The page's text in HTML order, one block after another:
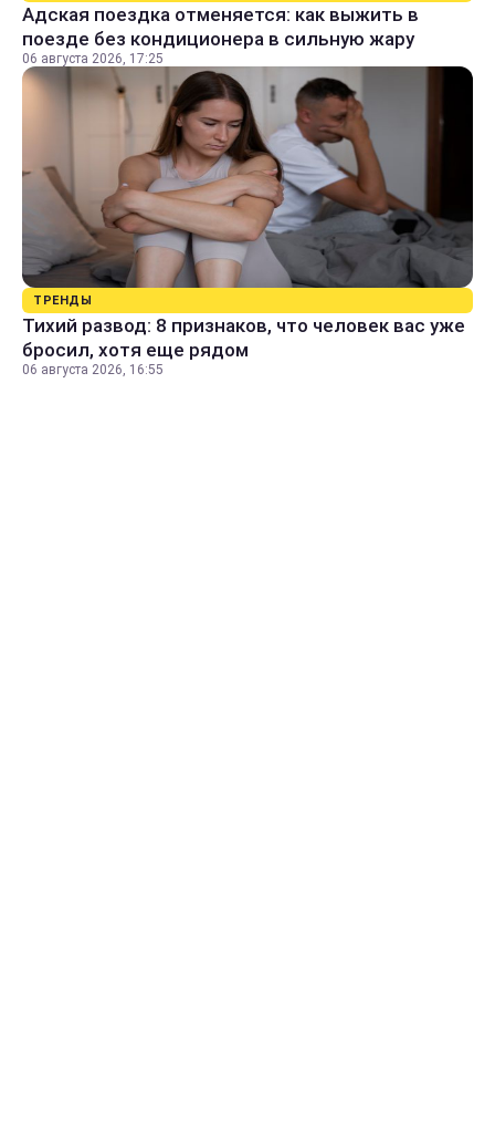
Адская поездка отменяется: как выжить в
поезде без кондиционера в сильную жару
06 августа 2026, 17:25
ТРЕНДЫ
Тихий развод: 8 признаков, что человек вас уже
бросил, хотя еще рядом
06 августа 2026, 16:55